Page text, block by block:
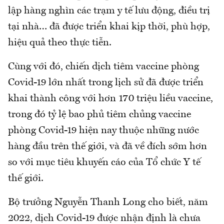
lập hàng nghìn các trạm y tế lưu động, điều trị
tại nhà… đã được triển khai kịp thời, phù hợp,
hiệu quả theo thực tiễn.
Cùng với đó, chiến dịch tiêm vaccine phòng
Covid-19 lớn nhất trong lịch sử đã được triển
khai thành công với hơn 170 triệu liều vaccine,
trong đó tỷ lệ bao phủ tiêm chủng vaccine
phòng Covid-19 hiện nay thuộc những nước
hàng đầu trên thế giới, và đã về đích sớm hơn
so với mục tiêu khuyến cáo của Tổ chức Y tế
thế giới.
Bộ trưởng Nguyễn Thanh Long cho biết, năm
2022, dịch Covid-19 được nhận định là chưa